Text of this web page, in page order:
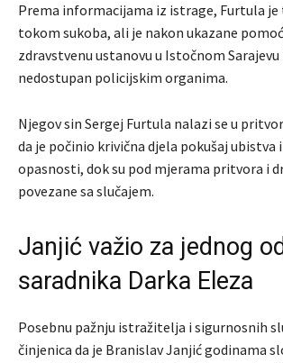
Prema informacijama iz istrage, Furtula
tokom sukoba, ali je nakon ukazane
zdravstvenu ustanovu u Istočnom Sarajevu
nedostupan policijskim organima.
Njegov sin Sergej Furtula nalazi se u
da je počinio krivična djela pokušaj ubistva
opasnosti, dok su pod mjerama pritvora i
povezane sa slučajem.
Janjić važio za jednog
saradnika Darka Eleza
Posebnu pažnju istražitelja i sigurnosnih
činjenica da je Branislav Janjić godinama